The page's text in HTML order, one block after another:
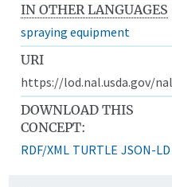
IN OTHER LANGUAGES
spraying equipment
URI
https://lod.nal.usda.gov/
DOWNLOAD THIS
CONCEPT:
RDF/XML TURTLE JSON-LD